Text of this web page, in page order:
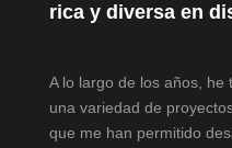
rica y diversa en
A lo largo de los años, he
una variedad de
que me han permitido